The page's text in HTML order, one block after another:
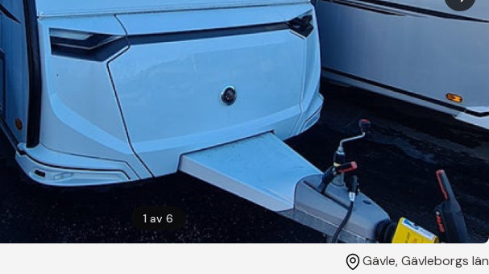
1 av6
Gävle, Gävleborgs län